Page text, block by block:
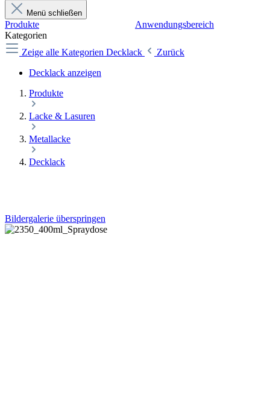
Menü schließen
Produkte
Anwendungsbereich
Kategorien
Zeige alle Kategorien Decklack
Zurück
Decklack anzeigen
Produkte
Lacke & Lasuren
Metallacke
Decklack
Bildergalerie überspringen